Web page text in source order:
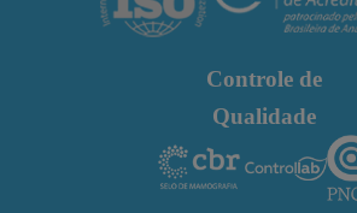
Controle de
Qualidade